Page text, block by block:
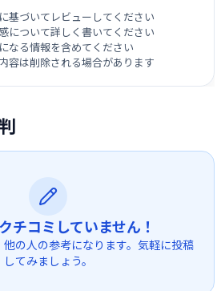
チコミしていません！
の人の参考になります。気軽に投稿
してみましょう。
基づいてレビューしてください
について詳しく書いてください
なる情報を含めてください
容は削除される場合があります